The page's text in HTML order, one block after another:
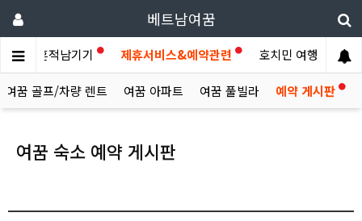
베트남여꿈
기 흔적남기기 제휴서비스&예약관련 호치민 여행후기
여꿈 골프/차량 렌트 여꿈 아파트 여꿈 풀빌라 예약 게시판
여꿈 숙소 예약 게시판